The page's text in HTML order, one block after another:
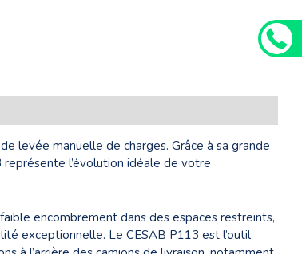
levée manuelle de charges. Grâce à sa grande
l’évolution idéale de votre
encombrement dans des espaces restreints,
exceptionnelle. Le CESAB P113 est l’outil